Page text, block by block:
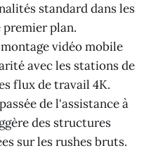
standard dans les
plan.
vidéo mobile
avec les stations de
flux de travail 4K.
de l'assistance à
des structures
sur les rushes bruts.